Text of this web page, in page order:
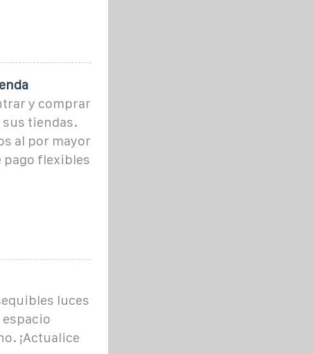
y comprar
tiendas.
al por mayor
flexibles
luces
espacio
¡Actualice